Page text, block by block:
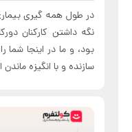
نگه داشتن کارکنان
بود، و ما در اینجا شما
سازنده و با انگیزه